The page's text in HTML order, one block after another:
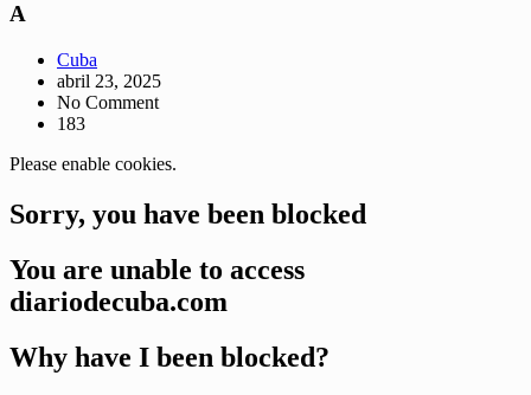
A
Cuba
abril 23, 2025
No Comment
183
Please enable cookies.
Sorry, you have been blocked
You are unable to access
diariodecuba.com
Why have I been blocked?